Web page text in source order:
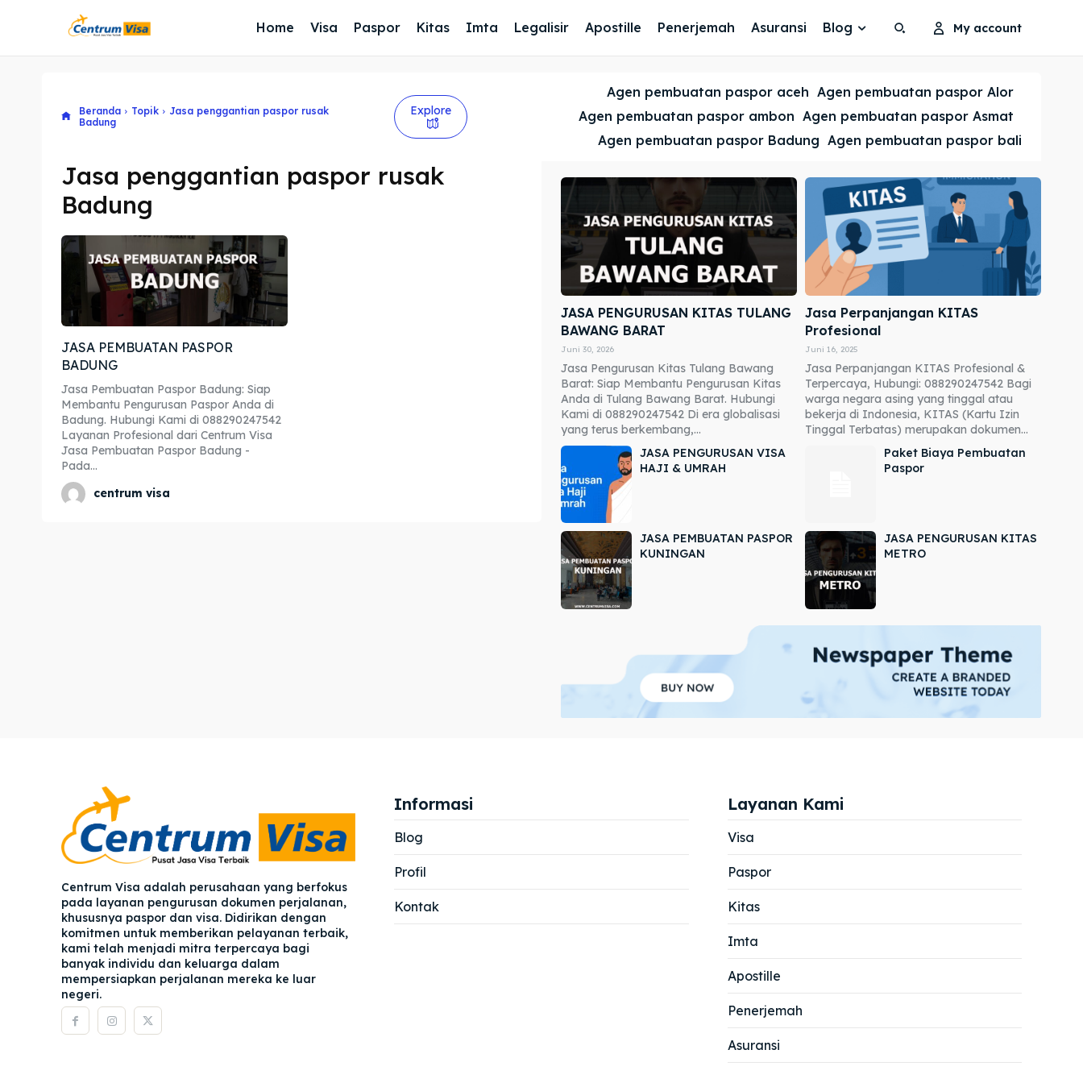
Explore our destinations
Blog
Cari
Explore our destinations
Blog
Cari
Home Visa Paspor Kitas Imta Legalisir Apostille Penerjemah Asuransi Blog My account
Beranda Topik
Jasa penggantian paspor rusak
Badung
Explore
Agen pembuatan paspor aceh Agen pembuatan paspor Alor
Agen pembuatan paspor ambon Agen pembuatan paspor Asmat
Agen pembuatan paspor Badung Agen pembuatan paspor bali
Jasa penggantian paspor rusak
Badung
JASA PEMBUATAN PASPOR
BADUNG
Jasa Pembuatan Paspor Badung: Siap
Membantu Pengurusan Paspor Anda di
Badung. Hubungi Kami di 088290247542
Layanan Profesional dari Centrum Visa
Jasa Pembuatan Paspor Badung -
Pada...
centrum visa
JASA PENGURUSAN KITAS TULANG
BAWANG BARAT
Juni 30, 2026
Jasa Pengurusan Kitas Tulang Bawang
Barat: Siap Membantu Pengurusan Kitas
Anda di Tulang Bawang Barat. Hubungi
Kami di 088290247542 Di era globalisasi
yang terus berkembang,...
Jasa Perpanjangan KITAS
Profesional
Juni 16, 2025
Jasa Perpanjangan KITAS Profesional &
Terpercaya, Hubungi: 088290247542 Bagi
warga negara asing yang tinggal atau
bekerja di Indonesia, KITAS (Kartu Izin
Tinggal Terbatas) merupakan dokumen...
JASA PENGURUSAN VISA
HAJI & UMRAH
Paket Biaya Pembuatan
Paspor
JASA PEMBUATAN PASPOR
KUNINGAN
JASA PENGURUSAN KITAS
METRO
Centrum Visa adalah perusahaan yang berfokus
pada layanan pengurusan dokumen perjalanan,
khususnya paspor dan visa. Didirikan dengan
komitmen untuk memberikan pelayanan terbaik,
kami telah menjadi mitra terpercaya bagi
banyak individu dan keluarga dalam
mempersiapkan perjalanan mereka ke luar
negeri.
Informasi
Blog
Profil
Kontak
Layanan Kami
Visa
Paspor
Kitas
Imta
Apostille
Penerjemah
Asuransi